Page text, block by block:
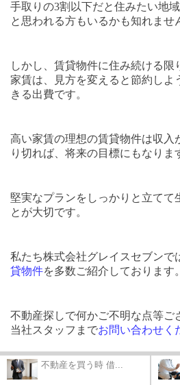
手取りの3割以下だと住みたい地
と思われる方もいるかも知れませ
しかし、賃貸物件に住み続ける限
家賃は、見方を変えると節約しよ
きる出費です。
高い家賃の理想の賃貸物件は収入
り切れば、将来の目標にもなりま
堅実なプランをしっかりと立てて
とが大切です。
私たち株式会社グレイスセブンで
貸物件を多数ご紹介しております。
不動産探しで何かご不明な点等ご
当社スタッフまでお問い合わせく
不動産を買う時 借...